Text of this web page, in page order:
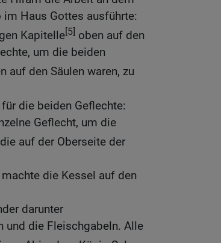
Haus Gottes ausführte:
Kapitelle[5] oben auf den
um die beiden
auf den Säulen waren, zu
die beiden Geflechte:
Geflecht, um die
auf der Oberseite der
die Kessel auf den
darunter
und die Fleischgabeln. Alle